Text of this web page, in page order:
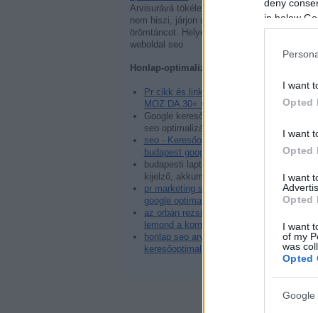
deny
in below
I want
Opted
I want
Opted
I want
Opted
I want
of my
was
Opted
Google
Arvisurává tökéletesedett. Aki
nem hiszi, járjon utána
örömtáncot. Helyezés javítás,
weboldal seo
Honlap-optimalizálás:
Pr cikk és link elhelyezés
MOZ DA 30+ weboldalon
Google kereső első 10 találat:
seo optimalizálás
seo - Keresőoptimalizálás
budapest google honlap
budapesti laptopszerviz:
kijelző, akkumulátor, web
pr marketing szerviz és
google optimalizálás
az orbán rezsim bukása -
lemond a kormány
honlap seo arvisura - web
keresőoptimalizálás